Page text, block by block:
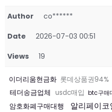
Author co******
Date 2026-07-03 00:51
Views 19
이더리움현금화 롯데상품권94%
테더송금업체 usdc매입 btc구매
암호화폐구매대행 알리페이코